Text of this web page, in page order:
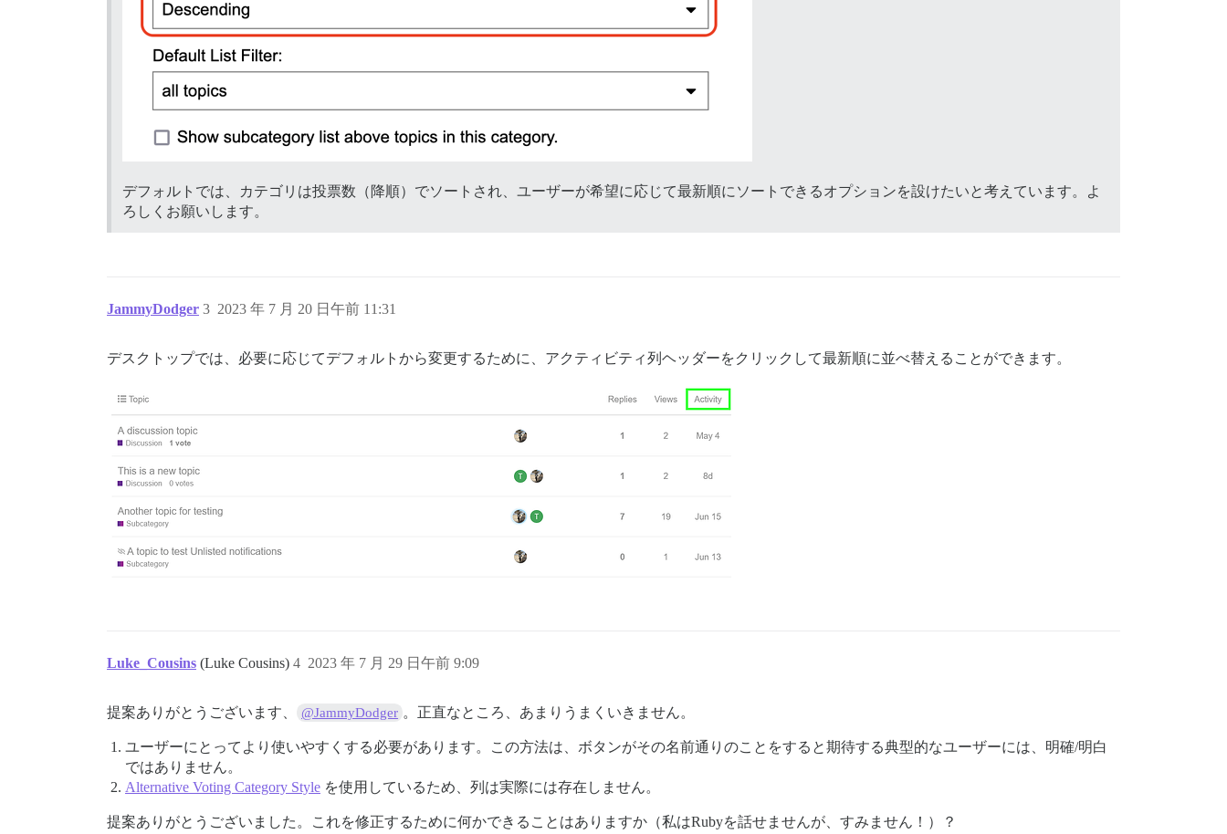
デフォルトでは、カテゴリは投票数（降順）でソートされ、ユーザーが希望に応じて最新順にソートできるオプションを設けたいと考えています。よ
ろしくお願いします。
JammyDodger 2023 年 7 月 20 日午前 11:31
3
デスクトップでは、必要に応じてデフォルトから変更するために、アクティビティ列ヘッダーをクリックして最新順に並べ替えることができます。
Luke_Cousins (Luke Cousins) 2023 年 7 月 29 日午前 9:09
4
提案ありがとうございます、 @JammyDodger 。正直なところ、あまりうまくいきません。
ユーザーにとってより使いやすくする必要があります。この方法は、ボタンがその名前通りのことをすると期待する典型的なユーザーには、明確/明白
ではありません。
Alternative Voting Category Style を使用しているため、列は実際には存在しません。
提案ありがとうございました。これを修正するために何かできることはありますか（私はRubyを話せませんが、すみません！）？